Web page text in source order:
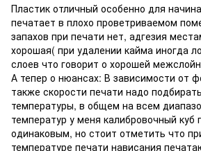
Пластик отличный особенно для
печатает в плохо проветриваемом
запахов при печати нет, адгезия
хорошая( при удалении кайма иногда
слоев что говорит о хорошей
А тепер о нюансах: В зависимости от
также скорости печати надо
температуры, в общем на всем
температур у меня калибровочный куб
одинаковым, но стоит отметить что
температуре печати нависания